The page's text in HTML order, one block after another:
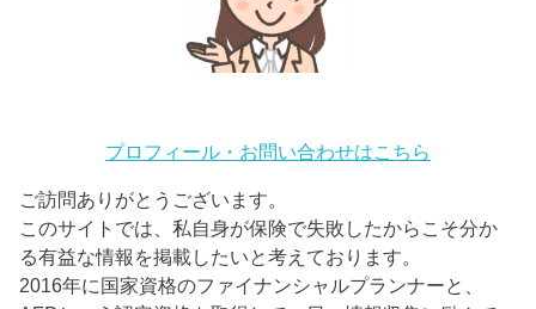
プロフィール・お問い合わせはこちら
ご訪問ありがとうございます。
このサイトでは、私自身が保険で失敗したからこそ分か
る有益な情報を掲載したいと考えております。
2016年に国家資格のファイナンシャルプランナーと、